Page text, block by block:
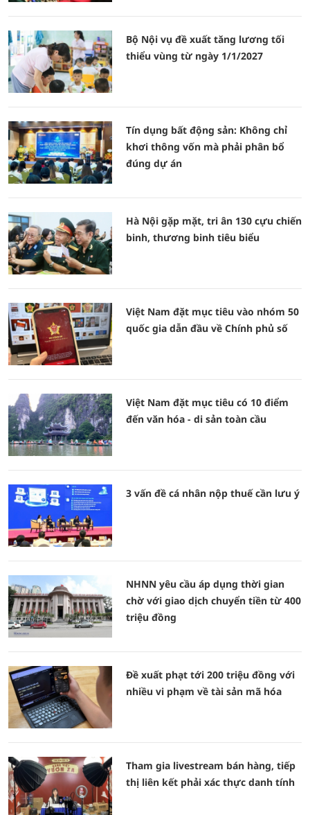
Bộ Nội vụ đề xuất tăng lương tối
thiểu vùng từ ngày 1/1/2027
Tín dụng bất động sản: Không chỉ
khơi thông vốn mà phải phân bổ
đúng dự án
Hà Nội gặp mặt, tri ân 130 cựu chiến
binh, thương binh tiêu biểu
Việt Nam đặt mục tiêu vào nhóm 50
quốc gia dẫn đầu về Chính phủ số
Việt Nam đặt mục tiêu có 10 điểm
đến văn hóa - di sản toàn cầu
3 vấn đề cá nhân nộp thuế cần lưu ý
NHNN yêu cầu áp dụng thời gian
chờ với giao dịch chuyển tiền từ 400
triệu đồng
Đề xuất phạt tới 200 triệu đồng với
nhiều vi phạm về tài sản mã hóa
Tham gia livestream bán hàng, tiếp
thị liên kết phải xác thực danh tính